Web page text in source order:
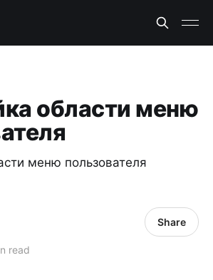
области меню
меню пользователя
read
Share